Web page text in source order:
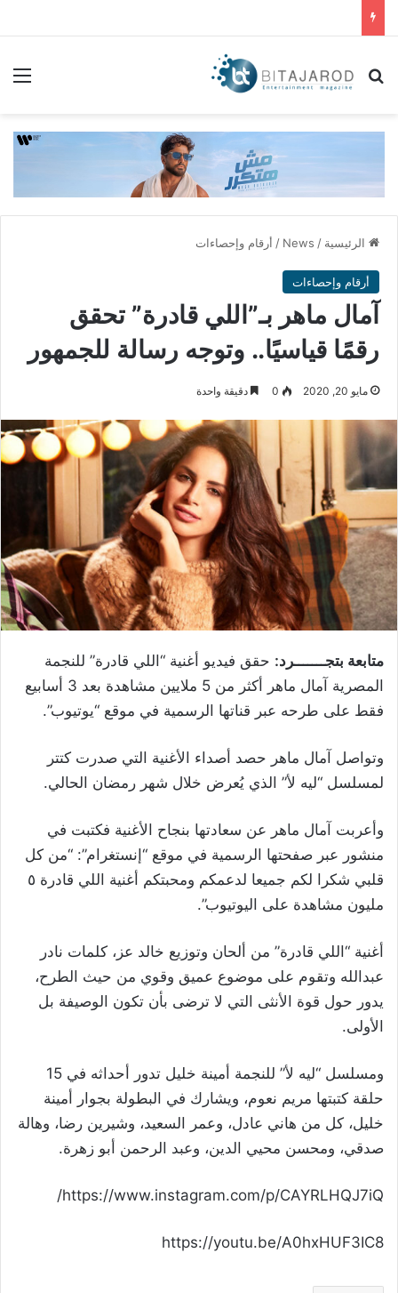
بحث عن
الرئيسية /
News
/ أرقام وإحصاءات
أرقام وإحصاءات
آمال ماهر بـ”اللي قادرة” تحقق
رقمًا قياسيًا.. وتوجه رسالة للجمهور
مايو 20, 2020 0 دقيقة واحدة
متابعة بتجـــــــرد: حقق فيديو أغنية “اللي قادرة” للنجمة
المصرية آمال ماهر أكثر من 5 ملايين مشاهدة بعد 3 أسابيع
فقط على طرحه عبر قناتها الرسمية في موقع “يوتيوب”.
وتواصل آمال ماهر حصد أصداء الأغنية التي صدرت كتتر
لمسلسل “ليه لأ” الذي يُعرض خلال شهر رمضان الحالي.
وأعربت آمال ماهر عن سعادتها بنجاح الأغنية فكتبت في
منشور عبر صفحتها الرسمية في موقع “إنستغرام”: “من كل
قلبي شكرا لكم جميعا لدعمكم ومحبتكم
أغنية اللي قادرة ٥
مليون مشاهدة على اليوتيوب”.
أغنية “اللي قادرة” من ألحان وتوزيع خالد عز، كلمات نادر
عبدالله وتقوم على موضوع عميق وقوي من حيث الطرح،
يدور حول قوة الأنثى التي لا ترضى بأن تكون الوصيفة بل
الأولى.
ومسلسل “ليه لأ” للنجمة أمينة خليل تدور أحداثه في 15
حلقة كتبتها مريم نعوم، ويشارك في البطولة بجوار أمينة
خليل، كل من هاني عادل، وعمر السعيد، وشيرين رضا، وهالة
صدقي، ومحسن محيي الدين، وعبد الرحمن أبو زهرة.
https://www.instagram.com/p/CAYRLHQJ7iQ/
https://youtu.be/A0hxHUF3IC8